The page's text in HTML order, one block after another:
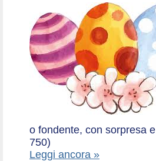
o fondente, con sorpresa
750)
Leggi ancora »